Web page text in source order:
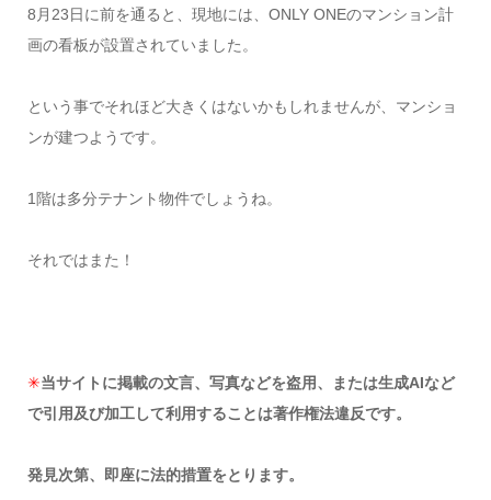
8月23日に前を通ると、現地には、ONLY ONEのマンション計
画の看板が設置されていました。
という事でそれほど大きくはないかもしれませんが、マンショ
ンが建つようです。
1階は多分テナント物件でしょうね。
それではまた！
✳︎当サイトに掲載の文言、写真などを盗用、または生成AIなど
で引用及び加工して利用することは著作権法違反です。
発見次第、即座に法的措置をとります。